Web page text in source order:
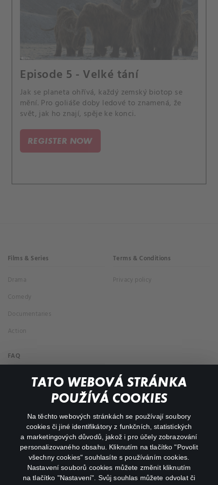
TATO WEBOVÁ STRÁNKA
POUŽÍVÁ COOKIES
Na těchto webových stránkách se používají soubory
cookies či jiné identifikátory z funkčních, statistických
a marketingových důvodů, jakož i pro účely zobrazování
personalizovaného obsahu. Kliknutím na tlačítko "Povolit
všechny cookies" souhlasíte s používáním cookies.
Nastavení souborů cookies můžete změnit kliknutím
na tlačítko "Nastavení". Svůj souhlas můžete odvolat či
Episode 5 - Velké tání
Jak se planeta ohřívá, každý zemský biotop se
mění. Pro goliáše doby ledové to znamená, že
svět, jak ho znají, spěje ke konci.
REGISTER NOW
Films & Series
Drama
Comedy
Documentaries
Action
Terms & Conditions
Privacy policy
FAQ
My profile
facebookinstagram
youtube